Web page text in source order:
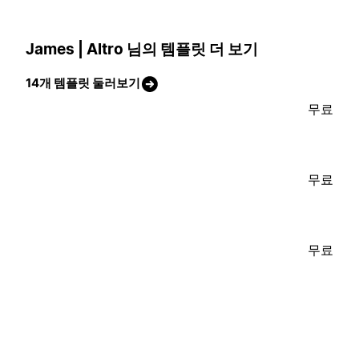
James | Altro 님의 템플릿 더 보기
14개 템플릿 둘러보기
무료
무료
무료